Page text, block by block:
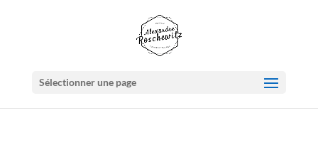
Sélectionner une page